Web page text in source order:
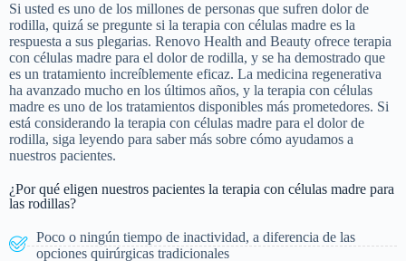
Si usted es uno de los millones de personas que sufren dolor de
rodilla, quizá se pregunte si la terapia con células madre es la
respuesta a sus plegarias. Renovo Health and Beauty ofrece terapia
con células madre para el dolor de rodilla, y se ha demostrado que
es un tratamiento increíblemente eficaz. La medicina regenerativa
ha avanzado mucho en los últimos años, y la terapia con células
madre es uno de los tratamientos disponibles más prometedores. Si
está considerando la terapia con células madre para el dolor de
rodilla, siga leyendo para saber más sobre cómo ayudamos a
nuestros pacientes.
¿Por qué eligen nuestros pacientes la terapia con células madre para
las rodillas?
Poco o ningún tiempo de inactividad, a diferencia de las
opciones quirúrgicas tradicionales